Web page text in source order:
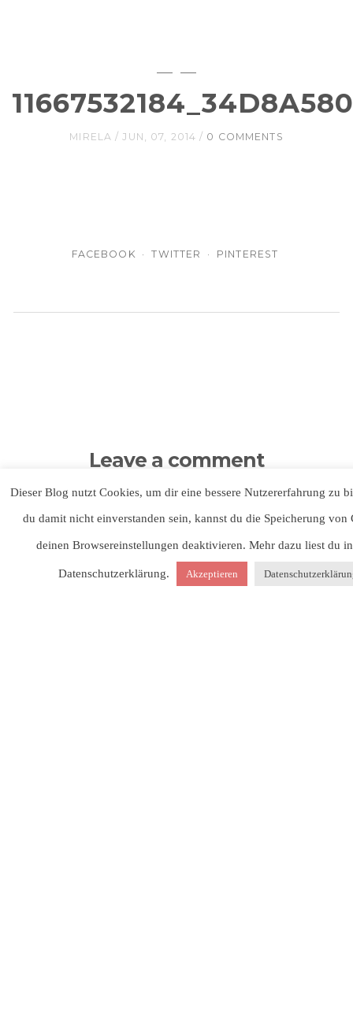
MIRELA JUN, 07, 2014 0 COMMENTS
FACEBOOK TWITTER PINTEREST
Leave a comment
NAME
Dieser Blog nutzt Cookies, um dir eine bessere Nutzererfahrung zu
du damit nicht einverstanden sein, kannst du die Speicherung von
deinen Browsereinstellungen deaktivieren. Mehr dazu liest du
Datenschutzerklärung. Akzeptieren